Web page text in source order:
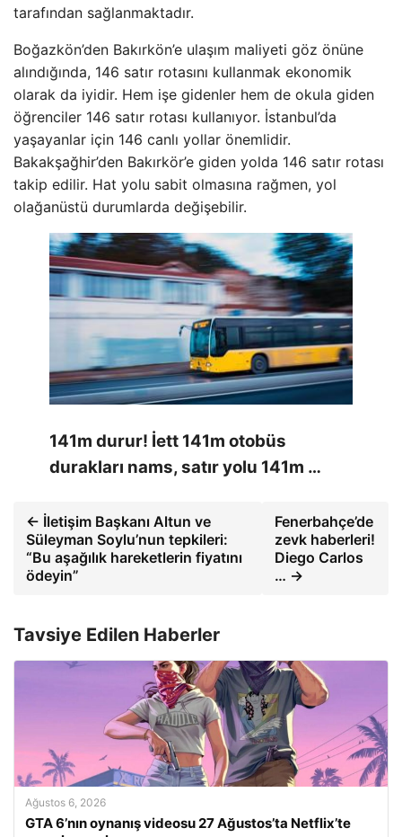
tarafından sağlanmaktadır.
Boğazkön’den Bakırkön’e ulaşım maliyeti göz önüne
alındığında, 146 satır rotasını kullanmak ekonomik
olarak da iyidir. Hem işe gidenler hem de okula giden
öğrenciler 146 satır rotası kullanıyor. İstanbul’da
yaşayanlar için 146 canlı yollar önemlidir.
Bakakşağhir’den Bakırkör’e giden yolda 146 satır rotası
takip edilir. Hat yolu sabit olmasına rağmen, yol
olağanüstü durumlarda değişebilir.
141m durur! İett 141m otobüs
durakları nams, satır yolu 141m …
← İletişim Başkanı Altun ve
Süleyman Soylu’nun tepkileri:
“Bu aşağılık hareketlerin fiyatını
ödeyin”
Fenerbahçe’de
zevk haberleri!
Diego Carlos
… →
Tavsiye Edilen Haberler
Ağustos 6, 2026
GTA 6’nın oynanış videosu 27 Ağustos’ta Netflix’te